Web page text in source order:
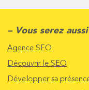
– Vous serez
Agence SEO
Découvrir le SEO
Développer sa